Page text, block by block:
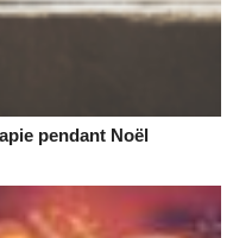
pendant Noël